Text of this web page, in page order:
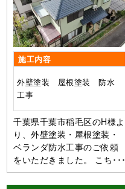
施工内容
外壁塗装 屋根塗装 防水
工事
千葉県千葉市稲毛区のH様よ
り、外壁塗装・屋根塗装・
ベランダ防水工事のご依頼
をいただきました。 こち･･･